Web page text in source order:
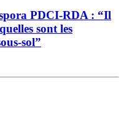
PDCI-RDA : “Il
sont les
sol”